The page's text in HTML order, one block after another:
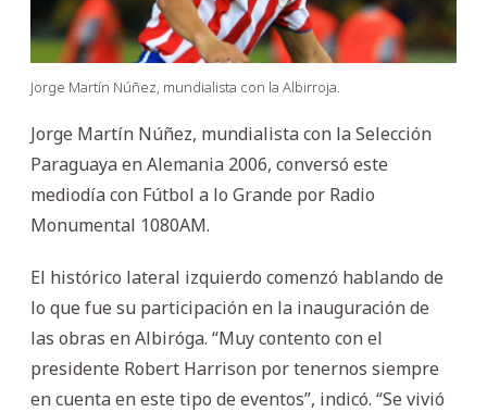
Jorge Martín Núñez, mundialista con la Albirroja.
Jorge Martín Núñez, mundialista con la Selección
Paraguaya en Alemania 2006, conversó este
mediodía con Fútbol a lo Grande por Radio
Monumental 1080AM.
El histórico lateral izquierdo comenzó hablando de
lo que fue su participación en la inauguración de
las obras en Albiróga. “Muy contento con el
presidente Robert Harrison por tenernos siempre
en cuenta en este tipo de eventos”, indicó. “Se vivió